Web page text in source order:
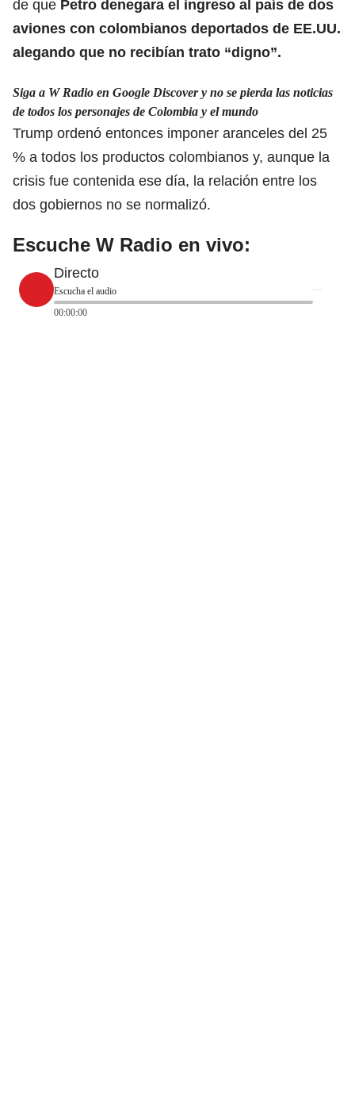
de que Petro denegara el ingreso al país de dos
aviones con colombianos deportados de EE.UU.
alegando que no recibían trato “digno”.
Siga a W Radio en Google Discover y no se pierda las noticias
de todos los personajes de Colombia y el mundo
Trump ordenó entonces imponer aranceles del 25
% a todos los productos colombianos y, aunque la
crisis fue contenida ese día, la relación entre los
dos gobiernos no se normalizó.
Escuche W Radio en vivo:
Directo
Escucha el audio
00:00:00